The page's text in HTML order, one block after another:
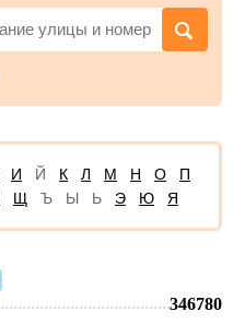
И Й К Л М Н О
П
Щ Ъ Ы Ь Э Ю Я
346780